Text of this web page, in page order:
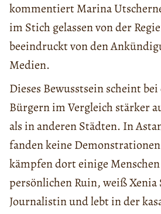
kommentiert Marina
im Stich gelassen von der
beeindruckt von den
Medien.
Dieses Bewusstsein scheint
Bürgern im Vergleich stärker
als in anderen Städten. In
fanden keine
kämpfen dort einige
persönlichen Ruin, weiß
Journalistin und lebt in der